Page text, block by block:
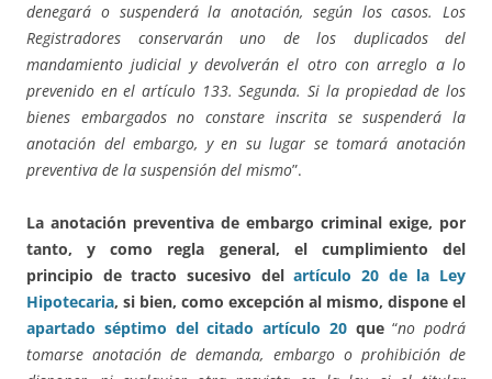
denegará o suspenderá la anotación, según los casos. Los
Registradores conservarán uno de los duplicados del
mandamiento judicial y devolverán el otro con arreglo a lo
prevenido en el artículo 133. Segunda. Si la propiedad de los
bienes embargados no constare inscrita se suspenderá la
anotación del embargo, y en su lugar se tomará anotación
preventiva de la suspensión del mismo”.
La anotación preventiva de embargo criminal exige, por
tanto, y como regla general, el cumplimiento del
principio de tracto sucesivo delartículo 20 de la Ley
Hipotecaria, si bien, como excepción al mismo, dispone el
apartado séptimo del citado artículo 20que“no podrá
tomarse anotación de demanda, embargo o prohibición de